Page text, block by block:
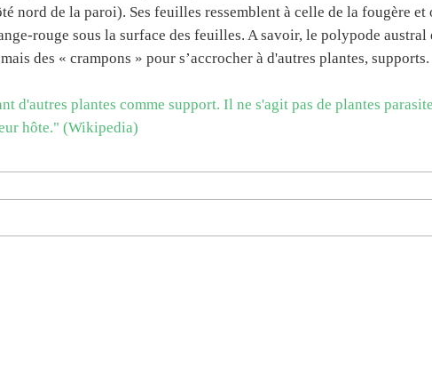
nord de la paroi). Ses feuilles ressemblent à celle de la fougère et
rouge sous la surface des feuilles. A savoir, le polypode austral
des « crampons » pour s’accrocher à d'autres plantes, supports.
d'autres plantes comme support. Il ne s'agit pas de plantes
hôte." (Wikipedia)